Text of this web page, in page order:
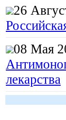
26
08 Мая
лекарства